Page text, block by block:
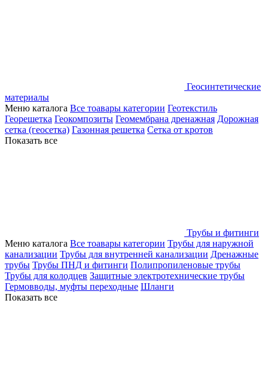
Геосинтетические
материалы
Меню каталога Все тоавары категории Геотекстиль
Георешетка Геокомпозиты Геомембрана дренажная Дорожная
сетка (геосетка) Газонная решетка Сетка от кротов
Показать все
Трубы и фитинги
Меню каталога Все тоавары категории Трубы для наружной
канализации Трубы для внутренней канализации Дренажные
трубы Трубы ПНД и фитинги Полипропиленовые трубы
Трубы для колодцев Защитные электротехнические трубы
Гермовводы, муфты переходные Шланги
Показать все